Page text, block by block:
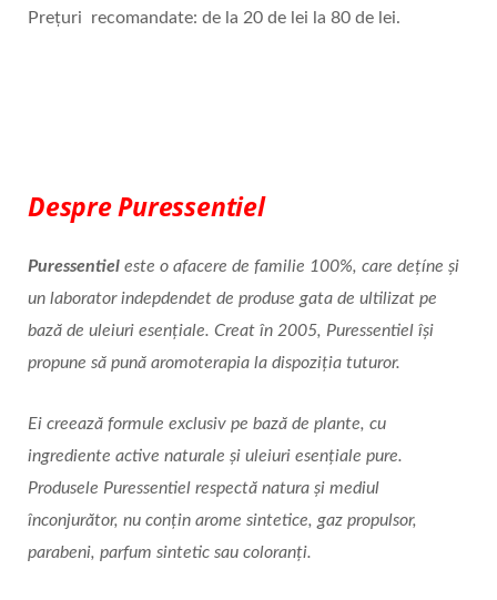
Prețuri recomandate: de la 20 de lei la 80 de lei.
Despre Puressentiel
Puressentiel este o afacere de familie 100%, care dețíne și
un laborator indepdendet de produse gata de ultilizat pe
bază de uleiuri esențiale. Creat în 2005, Puressentiel își
propune să pună aromoterapia la dispoziția tuturor.
Ei creează formule exclusiv pe bază de plante, cu
ingrediente active naturale și uleiuri esențiale pure.
Produsele Puressentiel respectă natura și mediul
înconjurător, nu conțin arome sintetice, gaz propulsor,
parabeni, parfum sintetic sau coloranți.